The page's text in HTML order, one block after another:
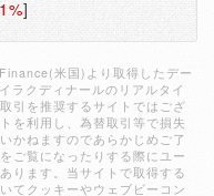
]
米国)より取得したデー
ラクディナールのリアルタイ
引を推奨するサイトではござ
を利用し、為替取引等で損失
かねますのであらかじめご了
ご覧になったりする際にユー
ります。当サイトで取得する
てクッキーやウェブビーコン